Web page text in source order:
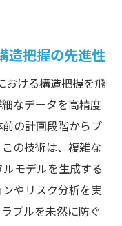
現場に与える革
作業の実現
画の立案プロセ
用性と導入事例
造把握の先進性
おける構造把握を飛
なデータを高精度
の計画段階からプ
の技術は、複雑な
モデルを生成する
やリスク分析を実
ブルを未然に防ぐ